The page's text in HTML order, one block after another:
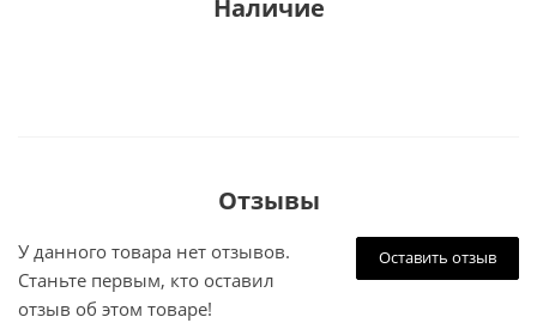
Наличие
Отзывы
Оставить отзыв
У данного товара нет отзывов.
Станьте первым, кто оставил
отзыв об этом товаре!